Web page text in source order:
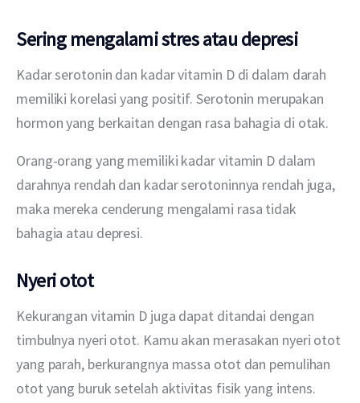
Sering mengalami stres atau depresi
Kadar serotonin dan kadar vitamin D di dalam darah
memiliki korelasi yang positif. Serotonin merupakan
hormon yang berkaitan dengan rasa bahagia di otak.
Orang-orang yang memiliki kadar vitamin D dalam
darahnya rendah dan kadar serotoninnya rendah juga,
maka mereka cenderung mengalami rasa tidak
bahagia atau depresi.
Nyeri otot
Kekurangan vitamin D juga dapat ditandai dengan
timbulnya nyeri otot. Kamu akan merasakan nyeri otot
yang parah, berkurangnya massa otot dan pemulihan
otot yang buruk setelah aktivitas fisik yang intens.